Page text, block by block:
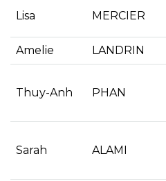
Lisa MERCIER
Amelie LANDRIN
Thuy-Anh PHAN
Sarah ALAMI